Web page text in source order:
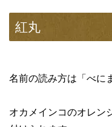
紅丸
名前の読み方は「べに
オカメインコのオレン